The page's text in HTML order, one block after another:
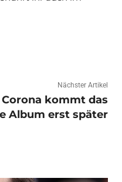
Nächster Artikel
kommt das
Album erst später